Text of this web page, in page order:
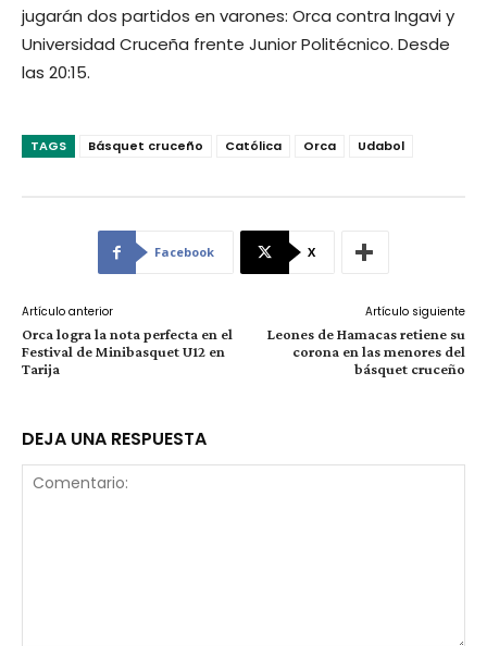
jugarán dos partidos en varones: Orca contra Ingavi y
Universidad Cruceña frente Junior Politécnico. Desde
las 20:15.
TAGS Básquet cruceño Católica Orca Udabol
Facebook X
Artículo anterior
Orca logra la nota perfecta en el
Festival de Minibasquet U12 en
Tarija
Artículo siguiente
Leones de Hamacas retiene su
corona en las menores del
básquet cruceño
DEJA UNA RESPUESTA